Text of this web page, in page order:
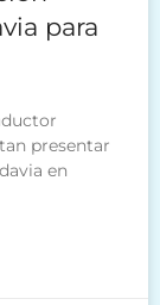
para
presentar
en